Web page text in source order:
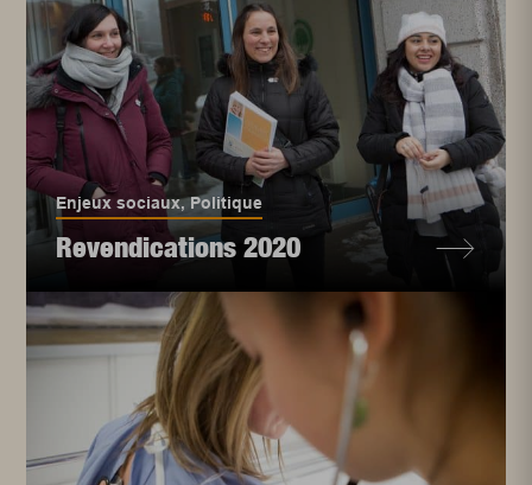
Enjeux sociaux,Politique
Revendications 2020